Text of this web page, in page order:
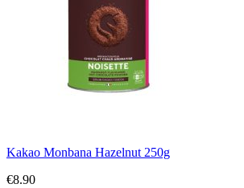
Kakao Monbana Hazelnut 250g
€8.90